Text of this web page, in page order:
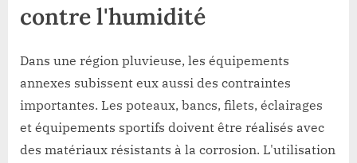
contre l'humidité
Dans une région pluvieuse, les équipements
annexes subissent eux aussi des contraintes
importantes. Les poteaux, bancs, filets, éclairages
et équipements sportifs doivent être réalisés avec
des matériaux résistants à la corrosion. L'utilisation